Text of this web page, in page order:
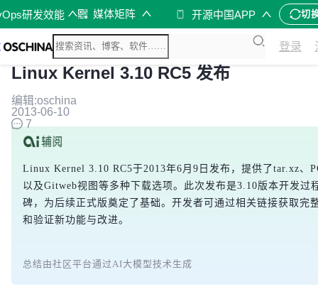
研发效能 媒体矩阵 开源中国APP 切
登录
Linux Kernel 3.10 RC5 发布
编辑:oschina
2013-06-10
7
Linux Kernel 3.10 RC5于2013年6月9日发布，提供了tar.xz、
以及Gitweb视图等多种下载选项。此次发布是3.10版本开发过
碑，为后续正式版奠定了基础。开发者可通过相关链接获取完
和验证新功能与改进。
总结由社区平台通过AI大模型技术生成